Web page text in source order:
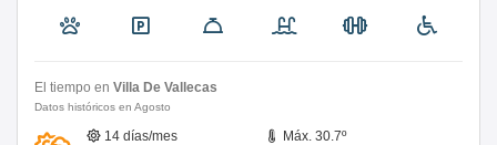
El tiempo en Villa De Vallecas
Datos históricos en Agosto
14 días/mes
Máx. 30.7º